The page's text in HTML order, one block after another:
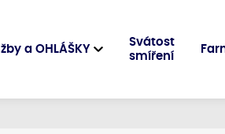
a OHLÁŠKY
Svátost
smíření